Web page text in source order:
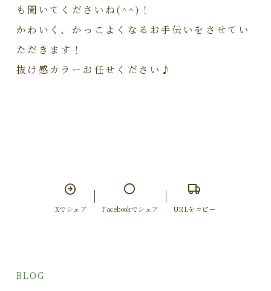
も聞いてくださいね(^^)！
かわいく、かっこよくなるお手伝いをさせてい
ただきます！
抜け感カラーお任せください♪
Xでシェア Facebookでシェア URLをコピー
BLOG